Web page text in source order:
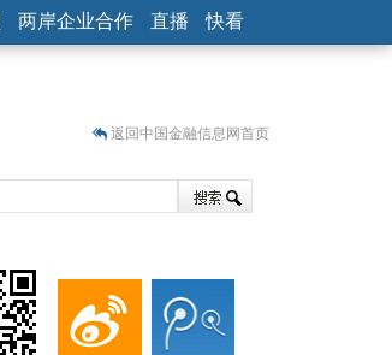
两岸企业合作 直播 快看
返回中国金融信息网首页